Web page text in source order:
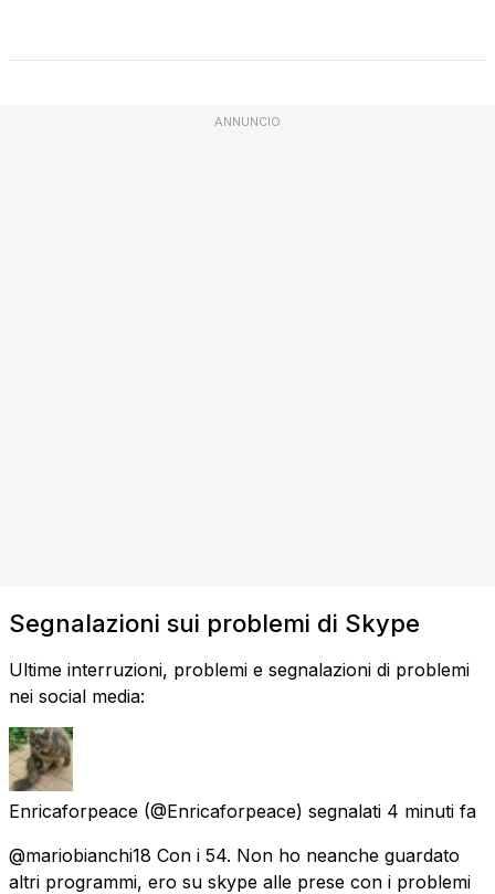
ANNUNCIO
Segnalazioni sui problemi di Skype
Ultime interruzioni, problemi e segnalazioni di problemi
nei social media:
Enricaforpeace (@Enricaforpeace) segnalati 4 minuti fa
@mariobianchi18 Con i 54. Non ho neanche guardato
altri programmi, ero su skype alle prese con i problemi